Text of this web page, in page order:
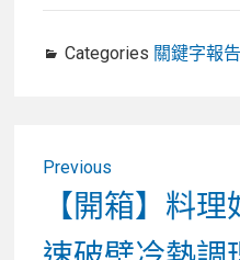
Categories 關鍵字報告
Previous
Previous
post:
【開箱】料